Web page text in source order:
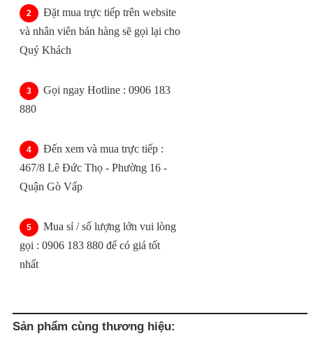
Đặt mua trực tiếp trên website
và nhân viên bán hàng sẽ gọi lại cho
Quý Khách
Gọi ngay Hotline : 0906 183
880
Đến xem và mua trực tiếp :
467/8 Lê Đức Thọ - Phường 16 -
Quận Gò Vấp
Mua sỉ / số lượng lớn vui lòng
gọi : 0906 183 880 để có giá tốt
nhất
Sản phẩm cùng thương hiệu: